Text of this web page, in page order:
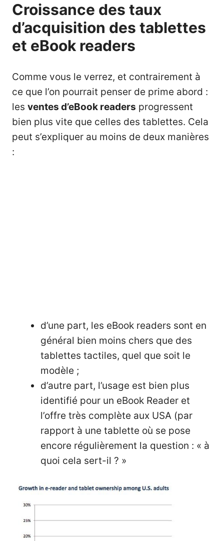
Croissance des taux
d’acquisition des tablettes
et eBook readers
Comme vous le verrez, et contrairement à
ce que l’on pourrait penser de prime abord :
les ventes d’eBook readers progressent
bien plus vite que celles des tablettes. Cela
peut s’expliquer au moins de deux manières
:
d’une part, les eBook readers sont en
général bien moins chers que des
tablettes tactiles, quel que soit le
modèle ;
d’autre part, l’usage est bien plus
identifié pour un eBook Reader et
l’offre très complète aux USA (par
rapport à une tablette où se pose
encore régulièrement la question : « à
quoi cela sert-il ? »